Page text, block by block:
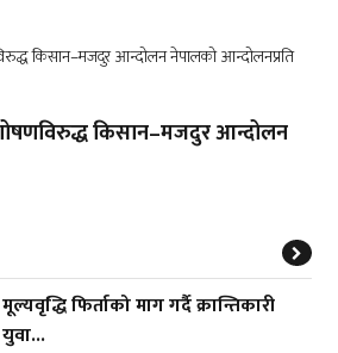
किसान–मजदुर आन्दोलन
मूल्यवृद्धि फिर्ताको माग गर्दै क्रान्तिकारी
युवा...